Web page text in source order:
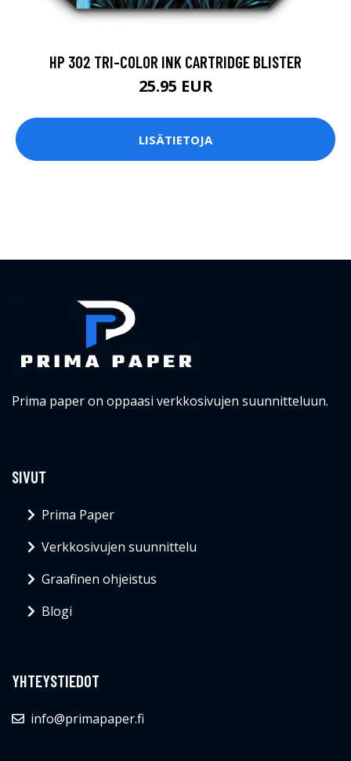
HP 302 TRI-COLOR INK CARTRIDGE BLISTER
25.95 EUR
LISÄTIETOJA
Prima paper on oppaasi verkkosivujen suunnitteluun.
SIVUT
Prima Paper
Verkkosivujen suunnittelu
Graafinen ohjeistus
Blogi
YHTEYSTIEDOT
info@primapaper.fi